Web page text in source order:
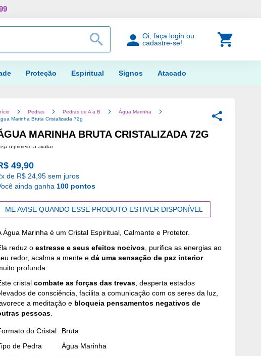
PROCURAR
Oi, faça login ou
cadastre-se!
Proteção Espiritual Signos Atacado
Pedras Pedras de A a B
Água Marinha
Marinha Bruta Cristalizada 72g
MARINHA BRUTA CRISTALIZADA 72G
o primeiro a avaliar
49,90
de R$ 24,95 sem juros
ainda ganha 100 pontos
ME AVISE QUANDO ESSE PRODUTO ESTIVER DISPONÍVEL
Água Marinha é um Cristal Espiritual, Calmante e Protetor.
reduz o estresse e seus efeitos nocivos , purifica as energias ao
redor, acalma a mente e dá uma sensação de paz interior
profunda.
cristal combate as forças das trevas , desperta estados
de consciência, facilita a comunicação com os seres da luz,
a meditação e bloqueia pensamentos negativos de
pessoas
do Cristal
Bruta
de Pedra
Água Marinha